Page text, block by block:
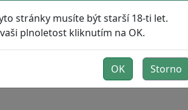
stránky musíte být starší 18-ti let.
plnoletost kliknutím na OK.
OK Storno